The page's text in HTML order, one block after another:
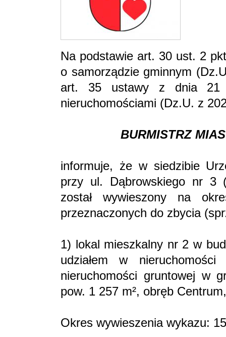
Na podstawie art. 30 ust. 2
o samorządzie gminnym
art. 35 ustawy z dnia 21
nieruchomościami (Dz.U. z
BURMISTRZ
informuje, że w siedzibie
przy ul. Dąbrowskiego nr 3
został wywieszony na
przeznaczonych do zbycia
1) lokal mieszkalny nr 2 w
udziałem w nieruchomości
nieruchomości gruntowej w
pow. 1 257 m², obręb
Okres wywieszenia wykazu: